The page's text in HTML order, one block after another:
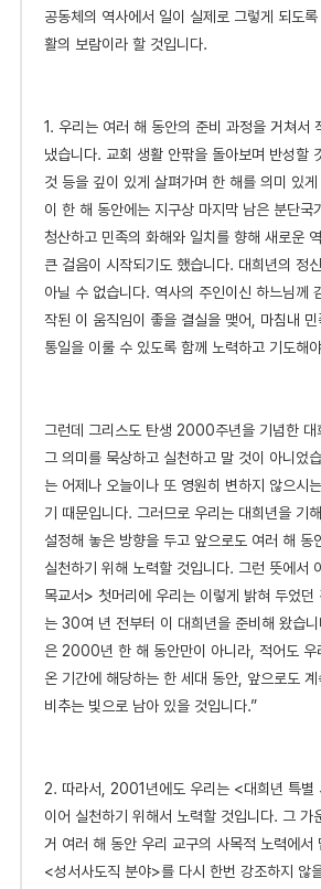
공동체의 역사에서 일이 실제로 그렇게 되도
활의 보람이라 할 것입니다.
1. 우리는 여러 해 동안의 준비 과정을 거쳐서
냈습니다. 교회 생활 안팎을 돌아보며 반성할
것 등을 깊이 있게 살펴가며 한 해를 의미 있
이 한 해 동안에는 지구상 마지막 남은 분단국
청산하고 민족의 화해와 일치를 향해 새로운
큰 걸음이 시작되기도 했습니다. 대희년의 정
아닐 수 없습니다. 역사의 주인이신 하느님께
작된 이 움직임이 좋을 결실을 맺어, 마침내
통일을 이룰 수 있도록 함께 노력하고 기도해
그런데 그리스도 탄생 2000주년을 기념한 대
그 의미를 묵상하고 실천하고 말 것이 아니었
는 어제나 오늘이나 또 영원히 변하지 않으시
기 때문입니다. 그러므로 우리는 대희년을 기
설정해 놓은 방향을 두고 앞으로도 여러 해 동
실천하기 위해 노력할 것입니다. 그런 뜻에서
목교서> 첫머리에 우리는 이렇게 밝혀 두었던
는 30여 년 전부터 이 대희년을 준비해 왔습
은 2000년 한 해 동안만이 아니라, 적어도 우
온 기간에 해당하는 한 세대 동안, 앞으로도
비추는 빛으로 남아 있을 것입니다.”
2. 따라서, 2001년에도 우리는 <대희년 특별
이어 실천하기 위해서 노력할 것입니다. 그 가
거 여러 해 동안 우리 교구의 사목적 노력에서
<성서사도직 분야>를 다시 한번 강조하지 않